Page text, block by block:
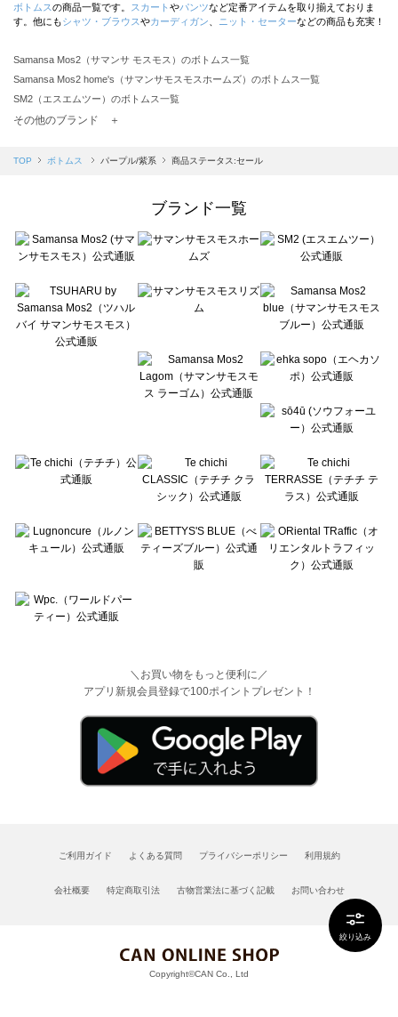
絞り込み
ボトムスの商品一覧です。 スカート やパンツなど定番アイテムを取り揃えておりま
す。他にもシャツ・ブラウスやカーディガン ニット・セーターなどの商品も充実！
Samansa Mos2（サマンサ モスモス）のボトムス一覧
Samansa Mos2 home's（サマンサモスモスホームズ）のボトムス一覧
SM2（エスエムツー）のボトムス一覧
TSUHARU by Samansa Mos2（ツハルバイサマンサモスモス）のボトムス一覧
Samansa Mos2 blue（サマンサモスモス ブルー）のボトムス一覧
sō4ū（ソウフォーユー）のボトムス一覧
Te chichi（テチチ）のボトムス一覧
Te chichi CLASSIC（テチチ クラシック）のボトムス一覧
Lugnoncure（ルノンキュール）のボトムス一覧
BETTY'S BLUE（べティーズブルー）のボトムス一覧
Wpc.（ワールドパーティー）のボトムス一覧
その他のブランド ＋
TOP ボトムス パープル/紫系 商品ステータス:セール
ブランド一覧
＼お買い物をもっと便利に／
アプリ新規会員登録で100ポイントプレゼント！
ご利用ガイド よくある質問 プライバシーポリシー 利用規約
会社概要 特定商取引法 古物営業法に基づく記載 お問い合わせ
Copyright©CAN Co., Ltd